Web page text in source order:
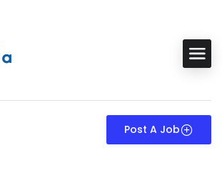
Post A Job